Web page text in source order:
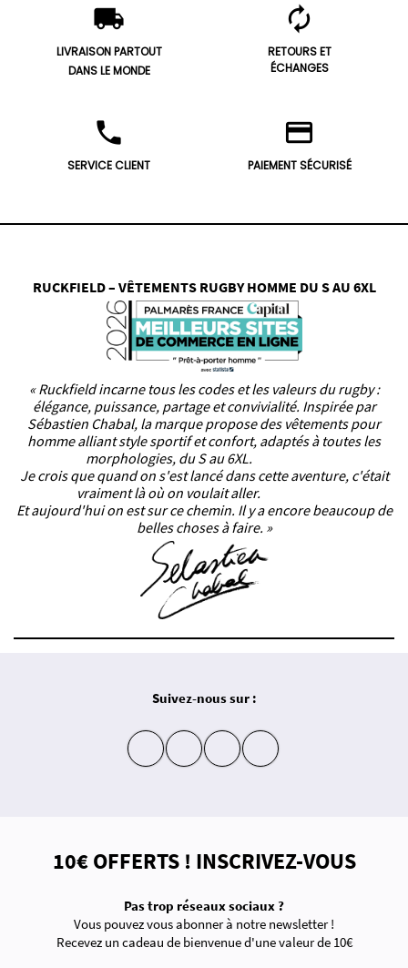
local_shipping
LIVRAISON PARTOUT
DANS LE MONDE
autorenew
RETOURS ET
ÉCHANGES
phone
SERVICE CLIENT
credit_card
PAIEMENT SÉCURISÉ
RUCKFIELD – VÊTEMENTS RUGBY HOMME DU S AU 6XL
« Ruckfield incarne tous les codes et les valeurs du rugby :
élégance, puissance, partage et convivialité. Inspirée par
Sébastien Chabal, la marque propose des vêtements pour
homme alliant style sportif et confort, adaptés à toutes les
morphologies, du S au 6XL.
Je crois que quand on s'est lancé dans cette aventure, c'était
vraiment là où on voulait aller.
Et aujourd'hui on est sur ce chemin. Il y a encore beaucoup de
belles choses à faire. »
Suivez-nous sur :
insta fb yt in
10€ OFFERTS ! INSCRIVEZ-VOUS
Pas trop réseaux sociaux ?
Vous pouvez vous abonner à notre newsletter !
Recevez un cadeau de bienvenue d'une valeur de 10€